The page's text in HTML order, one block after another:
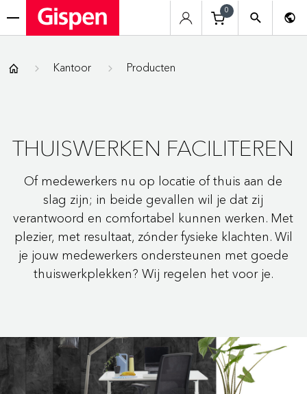
0
Gispen Kantoor Producten
THUISWERKEN FACILITEREN
Of medewerkers nu op locatie of thuis aan de
slag zijn; in beide gevallen wil je dat zij
verantwoord en comfortabel kunnen werken. Met
plezier, met resultaat, zónder fysieke klachten. Wil
je jouw medewerkers ondersteunen met goede
thuiswerkplekken? Wij regelen het voor je.